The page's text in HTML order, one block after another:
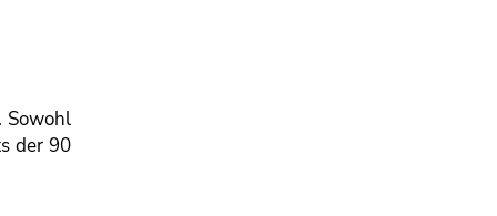
. Sowohl
der 90